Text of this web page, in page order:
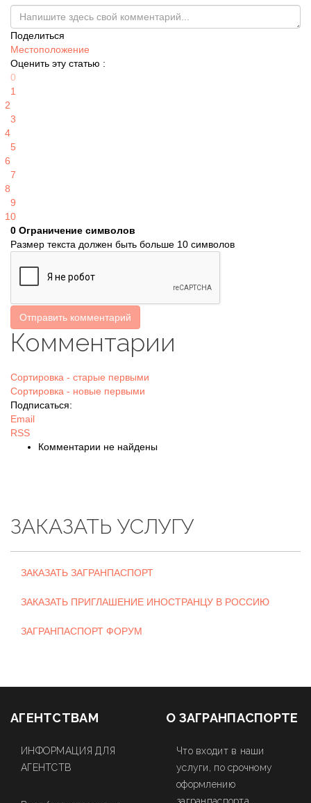
Поделиться
Местоположение
Оценить эту статью :
0
1
2
3
4
5
6
7
8
9
10
0 Ограничение символов
Размер текста должен быть больше 10 символов
Отправить комментарий
Комментарии
Сортировка - старые первыми
Сортировка - новые первыми
Подписаться:
Email
RSS
Комментарии не найдены
ЗАКАЗАТЬ УСЛУГУ
ЗАКАЗАТЬ ЗАГРАНПАСПОРТ
ЗАКАЗАТЬ ПРИГЛАШЕНИЕ ИНОСТРАНЦУ В РОССИЮ
ЗАГРАНПАСПОРТ ФОРУМ
АГЕНТСТВАМ
ИНФОРМАЦИЯ ДЛЯ
АГЕНТСТВ
О ЗАГРАНПАСПОРТЕ
Что входит в наши
услуги, по срочному
оформлению